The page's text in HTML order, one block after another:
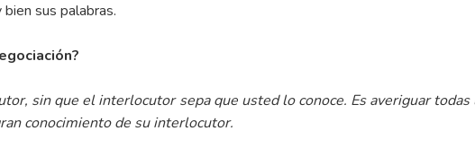
sus palabras.
sin que el interlocutor sepa que usted lo conoce. Es averiguar todas
conocimiento de su interlocutor.